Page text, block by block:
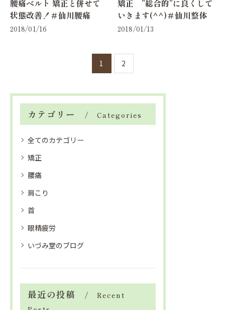
腰痛ベルト 矯正と併せて
状態改善！＃仙川腰痛
2018/01/16
矯正 ”総合的”に良くして
いきます(^^)＃仙川整体
2018/01/13
1 2
カテゴリー Categories
全てのカテゴリー
矯正
腰痛
肩こり
首
眼精疲労
いづみ堂のブログ
最近の投稿
Recent